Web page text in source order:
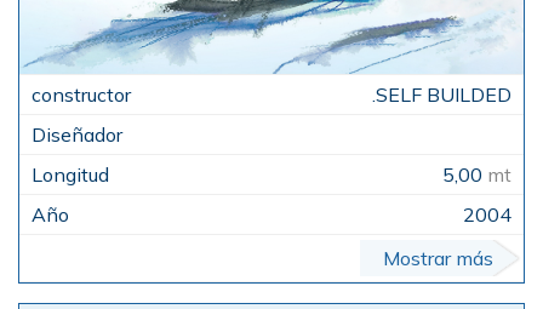
.SELF BUILDED
5,00 mt
2004
Mostrar más